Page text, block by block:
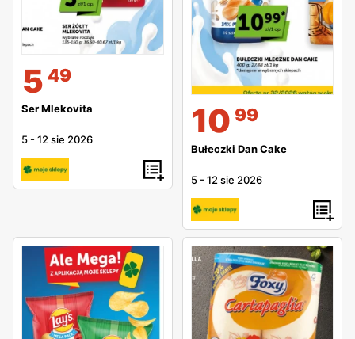
5 49
Ser Mlekovita
5 -12 sie 2026 10 99
Bułeczki Dan Cake
5 -12 sie 2026